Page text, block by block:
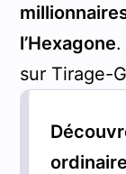
l’Hexagone.
sur Tirage-